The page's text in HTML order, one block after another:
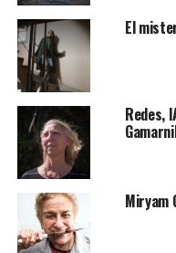
El
Redes,
Miryam